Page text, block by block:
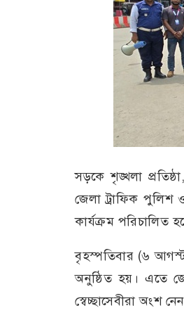
সড়কে শৃঙ্খলা
জেলা ট্রাফিক পুলিশ
কার্যক্রম পরিচালিত
বৃহস্পতিবার (৬
অনুষ্ঠিত হয়। এতে
স্বেচ্ছাসেবীরা অংশ